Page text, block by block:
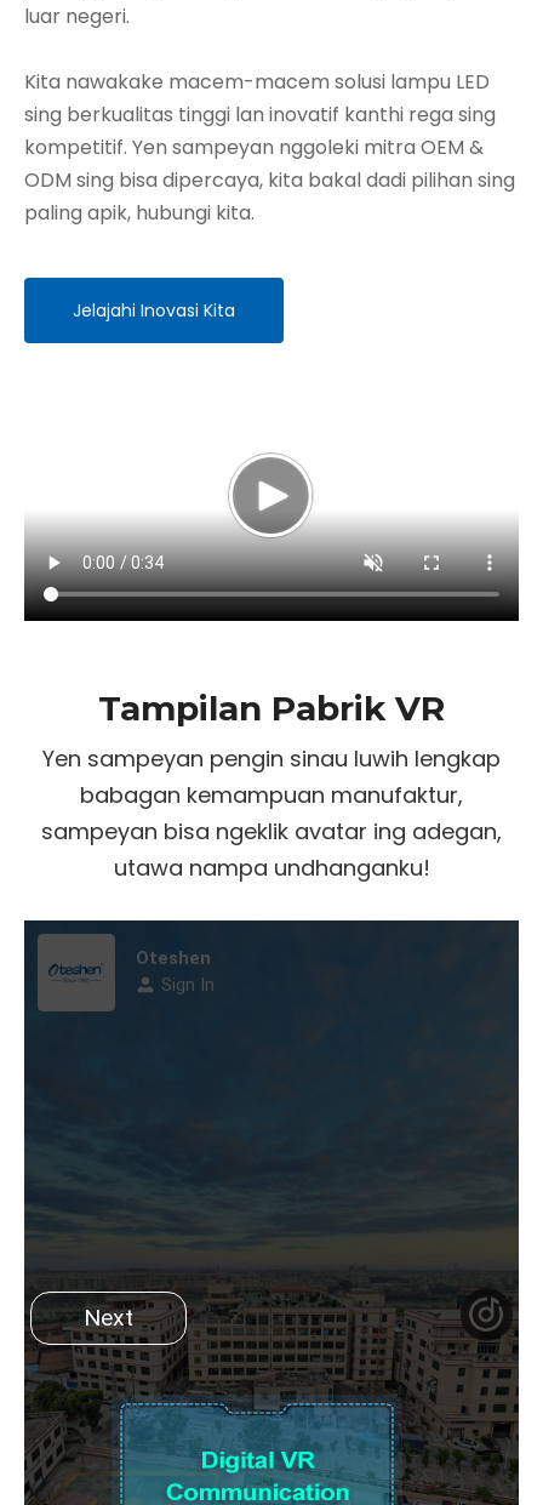
luar negeri.
Kita nawakake macem-macem solusi lampu LED
sing berkualitas tinggi lan inovatif kanthi rega sing
kompetitif. Yen sampeyan nggoleki mitra OEM &
ODM sing bisa dipercaya, kita bakal dadi pilihan sing
paling apik, hubungi kita.
Jelajahi Inovasi Kita
Tampilan Pabrik VR
Yen sampeyan pengin sinau luwih lengkap
babagan kemampuan manufaktur,
sampeyan bisa ngeklik avatar ing adegan,
utawa nampa undhanganku!